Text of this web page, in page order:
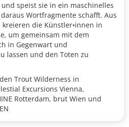
speist sie in ein maschinelles
Wortfragmente schafft. Aus
die Künstler•innen in
um gemeinsam mit dem
in Gegenwart und
lassen und den Toten zu
Trout Wilderness in
Excursions Vienna,
Rotterdam, brut Wien und